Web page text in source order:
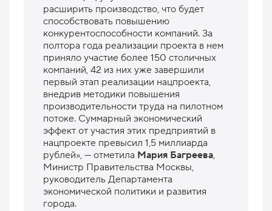
расширить производство, что будет
способствовать повышению
конкурентоспособности компаний. За
полтора года реализации проекта в нем
приняло участие более 150 столичных
компаний, 42 из них уже завершили
первый этап реализации нацпроекта,
внедрив методики повышения
производительности труда на пилотном
потоке. Суммарный экономический
эффект от участия этих предприятий в
нацпроекте превысил 1,5 миллиарда
рублей», — отметила Мария Багреева,
Министр Правительства Москвы,
руководитель Департамента
экономической политики и развития
города.